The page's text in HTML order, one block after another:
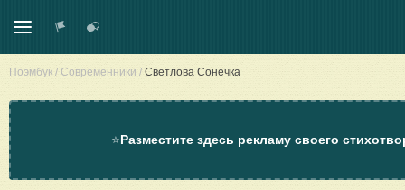
Поэмбук / Современники / Светлова Сонечка
⭐Разместите здесь рекламу своего